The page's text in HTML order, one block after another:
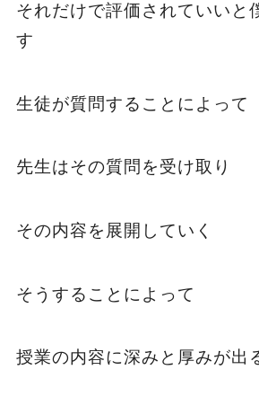
それだけで評価されていいと
す
生徒が質問することによって
先生はその質問を受け取り
その内容を展開していく
そうすることによって
授業の内容に深みと厚みが出